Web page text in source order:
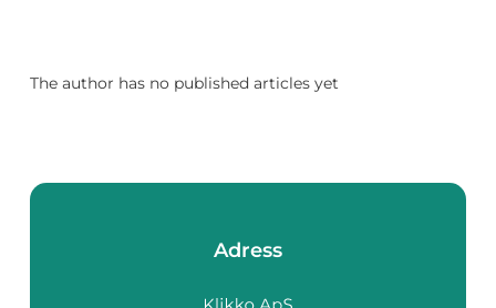
The author has no published articles yet
Adress